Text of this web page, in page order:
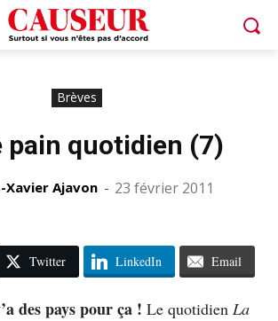
Brèves
pain quotidien (7)
Xavier Ajavon - 23 février 2011
Twitter LinkedIn Email
des pays pour ça ! Le quotidien La